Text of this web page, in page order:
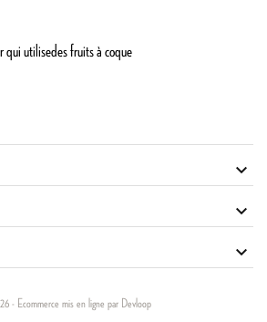
qui utilisedes fruits à coque




- Ecommerce mis en ligne par Devloop